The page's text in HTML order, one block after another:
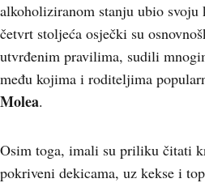
alkoholiziranom stanju ubio
četvrt stoljeća osječki su
utvrđenim pravilima, sudili
među kojima i roditeljima
Molea.
Osim toga, imali su priliku čitati
pokriveni dekicama, uz kekse i